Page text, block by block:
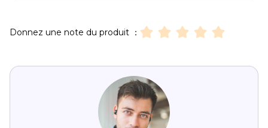
Donnez une note du produit ：